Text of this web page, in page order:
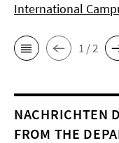
International
1 / 2
NACHRICHTEN
FROM THE